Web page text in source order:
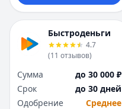
Быстроденьги
4.7
(11 отзывов)
Сумма
до 30 000 ₽
Срок
до 30 дней
Одобрение
Среднее